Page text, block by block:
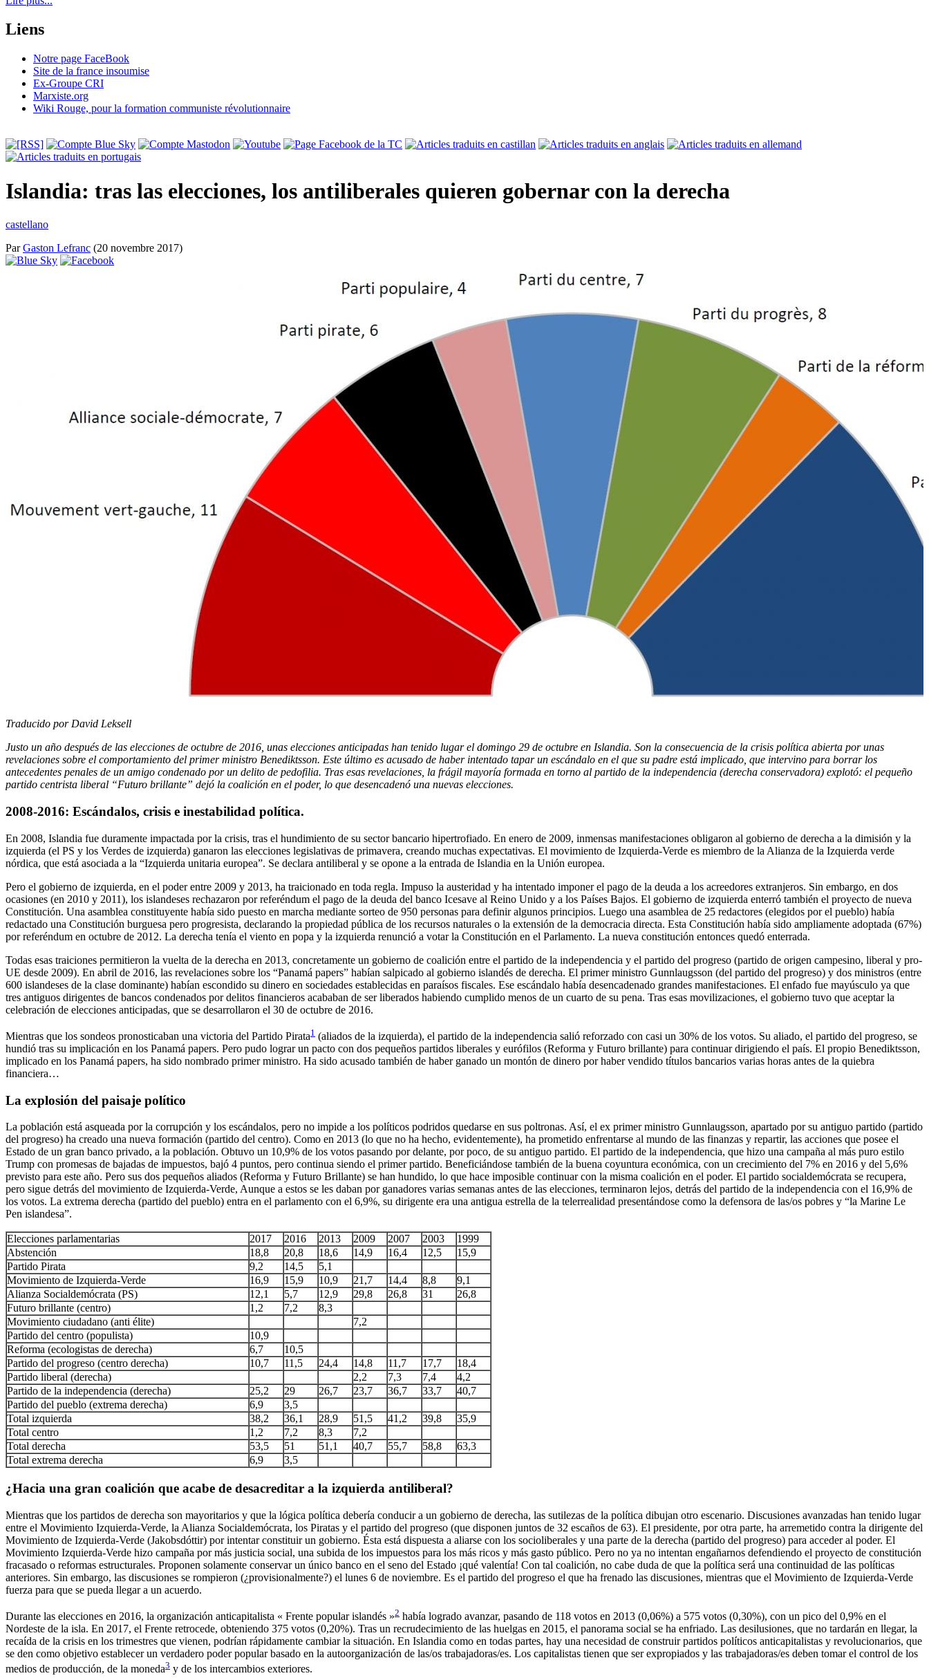
Liens
Notre page FaceBook
Site de la france insoumise
Ex-Groupe CRI
Marxiste.org
Wiki Rouge, pour la formation communiste révolutionnaire
Islandia: tras las elecciones, los antiliberales quieren gobernar con la derecha
castellano
ParGaston Lefranc (20 novembre 2017)
Traducido por David Leksell
Justo un año después de las elecciones de octubre de 2016, unas elecciones anticipadas han tenido lugar el domingo 29 de octubre en Islandia. Son la consecuencia de la crisis política abierta por unas
revelaciones sobre el comportamiento del primer ministro Benediktsson. Este último es acusado de haber intentado tapar un escándalo en el que su padre está implicado, que intervino para borrar los
antecedentes penales de un amigo condenado por un delito de pedofilia. Tras esas revelaciones, la frágil mayoría formada en torno al partido de la independencia (derecha conservadora) explotó: el pequeño
partido centrista liberal “Futuro brillante” dejó la coalición en el poder, lo que desencadenó una nuevas elecciones.
2008-2016: Escándalos, crisis e inestabilidad política.
En 2008, Islandia fue duramente impactada por la crisis, tras el hundimiento de su sector bancario hipertrofiado. En enero de 2009, inmensas manifestaciones obligaron al gobierno de derecha a la dimisión y la
izquierda (el PS y los Verdes de izquierda) ganaron las elecciones legislativas de primavera, creando muchas expectativas. El movimiento de Izquierda-Verde es miembro de la Alianza de la Izquierda verde
nórdica, que está asociada a la “Izquierda unitaria europea”. Se declara antiliberal y se opone a la entrada de Islandia en la Unión europea.
Pero el gobierno de izquierda, en el poder entre 2009 y 2013, ha traicionado en toda regla. Impuso la austeridad y ha intentado imponer el pago de la deuda a los acreedores extranjeros. Sin embargo, en dos
ocasiones (en 2010 y 2011), los islandeses rechazaron por referéndum el pago de la deuda del banco Icesave al Reino Unido y a los Países Bajos. El gobierno de izquierda enterró también el proyecto de nueva
Constitución. Una asamblea constituyente había sido puesto en marcha mediante sorteo de 950 personas para definir algunos principios. Luego una asamblea de 25 redactores (elegidos por el pueblo) había
redactado una Constitución burguesa pero progresista, declarando la propiedad pública de los recursos naturales o la extensión de la democracia directa. Esta Constitución había sido ampliamente adoptada (67%)
por referéndum en octubre de 2012. La derecha tenía el viento en popa y la izquierda renunció a votar la Constitución en el Parlamento. La nueva constitución entonces quedó enterrada.
Todas esas traiciones permitieron la vuelta de la derecha en 2013, concretamente un gobierno de coalición entre el partido de la independencia y el partido del progreso (partido de origen campesino, liberal y pro-
UE desde 2009). En abril de 2016, las revelaciones sobre los “Panamá papers” habían salpicado al gobierno islandés de derecha. El primer ministro Gunnlaugsson (del partido del progreso) y dos ministros (entre
600 islandeses de la clase dominante) habían escondido su dinero en sociedades establecidas en paraísos fiscales. Ese escándalo había desencadenado grandes manifestaciones. El enfado fue mayúsculo ya que
tres antiguos dirigentes de bancos condenados por delitos financieros acababan de ser liberados habiendo cumplido menos de un cuarto de su pena. Tras esas movilizaciones, el gobierno tuvo que aceptar la
celebración de elecciones anticipadas, que se desarrollaron el 30 de octubre de 2016.
Mientras que los sondeos pronosticaban una victoria del Partido Pirata1 (aliados de la izquierda), el partido de la independencia salió reforzado con casi un 30% de los votos. Su aliado, el partido del progreso, se
hundió tras su implicación en los Panamá papers. Pero pudo lograr un pacto con dos pequeños partidos liberales y eurófilos (Reforma y Futuro brillante) para continuar dirigiendo el país. El propio Benediktsson,
implicado en los Panamá papers, ha sido nombrado primer ministro. Ha sido acusado también de haber ganado un montón de dinero por haber vendido títulos bancarios varias horas antes de la quiebra
financiera…
La explosión del paisaje político
La población está asqueada por la corrupción y los escándalos, pero no impide a los políticos podridos quedarse en sus poltronas. Así, el ex primer ministro Gunnlaugsson, apartado por su antiguo partido (partido
del progreso) ha creado una nueva formación (partido del centro). Como en 2013 (lo que no ha hecho, evidentemente), ha prometido enfrentarse al mundo de las finanzas y repartir, las acciones que posee el
Estado de un gran banco privado, a la población. Obtuvo un 10,9% de los votos pasando por delante, por poco, de su antiguo partido. El partido de la independencia, que hizo una campaña al más puro estilo
Trump con promesas de bajadas de impuestos, bajó 4 puntos, pero continua siendo el primer partido. Beneficiándose también de la buena coyuntura económica, con un crecimiento del 7% en 2016 y del 5,6%
previsto para este año. Pero sus dos pequeños aliados (Reforma y Futuro Brillante) se han hundido, lo que hace imposible continuar con la misma coalición en el poder. El partido socialdemócrata se recupera,
pero sigue detrás del movimiento de Izquierda-Verde, Aunque a estos se les daban por ganadores varias semanas antes de las elecciones, terminaron lejos, detrás del partido de la independencia con el 16,9% de
los votos. La extrema derecha (partido del pueblo) entra en el parlamento con el 6,9%, su dirigente era una antigua estrella de la telerrealidad presentándose como la defensora de las/os pobres y “la Marine Le
Pen islandesa”.
Elecciones parlamentarias 2017 2016 2013 2009 2007 2003
1999
Abstención
18,8 20,8 18,6 14,9 16,4 12,5
15,9
Partido Pirata
9,2 14,5
5,1
Movimiento de Izquierda-Verde
16,9 15,9 10,9 21,7 14,4 8,8
9,1
Alianza Socialdemócrata (PS)
12,1 5,7 12,9 29,8 26,8 31
26,8
Futuro brillante (centro)
1,2 7,2
8,3
Movimiento ciudadano (anti élite)
7,2
Partido del centro (populista)
10,9
Reforma (ecologistas de derecha)
6,7
10,5
Partido del progreso (centro derecha)
10,7 11,5 24,4 14,8 11,7 17,7
18,4
Partido liberal (derecha)
2,2 7,3 7,4
4,2
Partido de la independencia (derecha)
25,2 29 26,7 23,7 36,7 33,7
40,7
Partido del pueblo (extrema derecha)
6,9
3,5
Total izquierda
38,2 36,1 28,9 51,5 41,2 39,8
35,9
Total centro
1,2 7,2 8,3
7,2
Total derecha
53,5 51 51,1 40,7 55,7 58,8
63,3
Total extrema derecha
6,9 3,5
¿Hacia una gran coalición que acabe de desacreditar a la izquierda antiliberal?
Mientras que los partidos de derecha son mayoritarios y que la lógica política debería conducir a un gobierno de derecha, las sutilezas de la política dibujan otro escenario. Discusiones avanzadas han tenido lugar
entre el Movimiento Izquierda-Verde, la Alianza Socialdemócrata, los Piratas y el partido del progreso (que disponen juntos de 32 escaños de 63). El presidente, por otra parte, ha arremetido contra la dirigente del
Movimiento de Izquierda-Verde (Jakobsdóttir) por intentar constituir un gobierno. Ésta está dispuesta a aliarse con los socioliberales y una parte de la derecha (partido del progreso) para acceder al poder. El
Movimiento Izquierda-Verde hizo campaña por más justicia social, una subida de los impuestos para los más ricos y más gasto público. Pero no ya no intentan engañarnos defendiendo el proyecto de constitución
fracasado o reformas estructurales. Proponen solamente conservar un único banco en el seno del Estado ¡qué valentía! Con tal coalición, no cabe duda de que la política será una continuidad de las políticas
anteriores. Sin embargo, las discusiones se rompieron (¿provisionalmente?) el lunes 6 de noviembre. Es el partido del progreso el que ha frenado las discusiones, mientras que el Movimiento de Izquierda-Verde
fuerza para que se pueda llegar a un acuerdo.
Durante las elecciones en 2016, la organización anticapitalista « Frente popular islandés »2 había logrado avanzar, pasando de 118 votos en 2013 (0,06%) a 575 votos (0,30%), con un pico del 0,9% en el
Nordeste de la isla. En 2017, el Frente retrocede, obteniendo 375 votos (0,20%). Tras un recrudecimiento de las huelgas en 2015, el panorama social se ha enfriado. Las desilusiones, que no tardarán en llegar, la
recaída de la crisis en los trimestres que vienen, podrían rápidamente cambiar la situación. En Islandia como en todas partes, hay una necesidad de construir partidos políticos anticapitalistas y revolucionarios, que
se den como objetivo establecer un verdadero poder popular basado en la autoorganización de las/os trabajadoras/es. Los capitalistas tienen que ser expropiados y las trabajadoras/es deben tomar el control de los
medios de producción, de la moneda3 y de los intercambios exteriores.